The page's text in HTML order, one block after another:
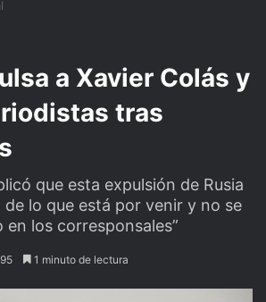
a Xavier Colás y
tras
que esta expulsión de Rusia
de lo que está por venir y no se
en los corresponsales”
1 minuto de lectura